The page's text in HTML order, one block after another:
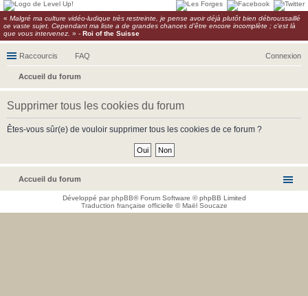
« Malgré ma culture vidéo-ludique très restreinte, je pense avoir déjà plutôt bien débroussaillé
ce vaste sujet. Cependant ma liste a de grandes chances d'être encore incomplète ; c'est là
que vous intervenez. » - Roi of the Suisse
Raccourcis FAQ Connexion
Accueil du forum
ec
Supprimer tous les cookies du forum
Êtes-vous sûr(e) de vouloir supprimer tous les cookies de ce forum ?
Accueil du forum
Développé parphpBB® Forum Software © phpBB Limited
Traduction française officielle ©Maël Soucaze